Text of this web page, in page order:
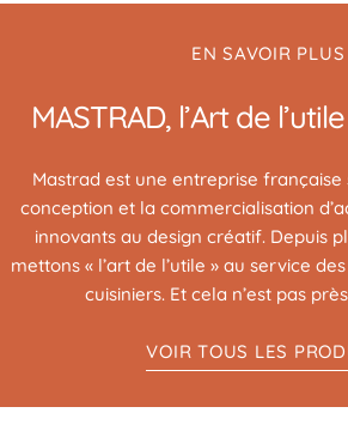
EN SAVOIR PLUS
MASTRAD, l’Art de
Mastrad est une entreprise française
conception et la commercialisation
innovants au design créatif. Depuis
mettons « l’art de l’utile » au service
cuisiniers. Et cela n’est pas
VOIR TOUS LES